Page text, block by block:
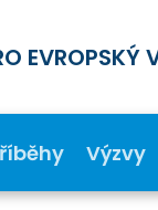
EVROPSKÝ
Výzvy